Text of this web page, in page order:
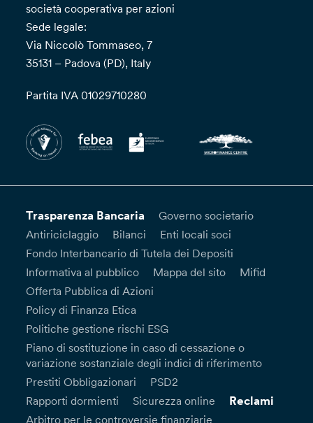
società cooperativa per azioni
Sede legale:
Via Niccolò Tommaseo, 7
35131 – Padova (PD), Italy
Partita IVA 01029710280
Trasparenza Bancaria
Governo societario
Antiriciclaggio
Bilanci
Enti locali soci
Fondo Interbancario di Tutela dei Depositi
Informativa al pubblico
Mappa del sito
Mifid
Offerta Pubblica di Azioni
Policy di Finanza Etica
Politiche gestione rischi ESG
Piano di sostituzione in caso di cessazione o
variazione sostanziale degli indici di riferimento
Prestiti Obbligazionari
PSD2
Rapporti dormienti
Sicurezza online Reclami
Arbitro per le controversie finanziarie